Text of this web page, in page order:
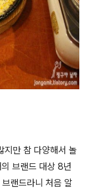
지만 참 다양해서 놀
브랜드 대상 8년
랜드라니 처음 알